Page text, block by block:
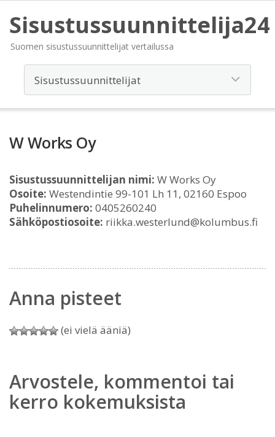
Sisustussuunnittelija24
Suomen sisustussuunnittelijat vertailussa
W Works Oy
Sisustussuunnittelijan nimi: W Works Oy
Osoite: Westendintie 99-101 Lh 11, 02160 Espoo
Puhelinnumero: 0405260240
Sähköpostiosoite: riikka.westerlund@kolumbus.fi
Anna pisteet
(ei vielä ääniä)
Arvostele, kommentoi tai
kerro kokemuksista